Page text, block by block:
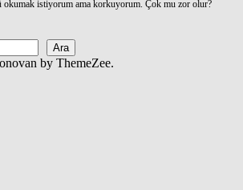
okumak istiyorum ama korkuyorum. Çok mu zor olur?
Ara
by ThemeZee.